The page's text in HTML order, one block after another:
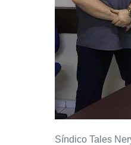
Síndico Tales